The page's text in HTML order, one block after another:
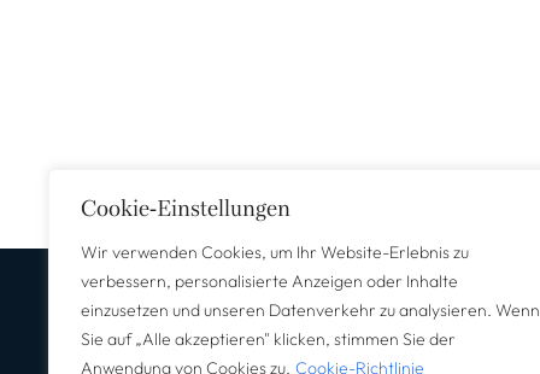
Cookie-Einstellungen
Wir verwenden Cookies, um Ihr Website-Erlebnis zu
verbessern, personalisierte Anzeigen oder Inhalte
einzusetzen und unseren Datenverkehr zu analysieren. Wenn
Sie auf „Alle akzeptieren" klicken, stimmen Sie der
Anwendung von Cookies zu. Cookie-Richtlinie